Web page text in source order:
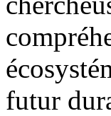
futur